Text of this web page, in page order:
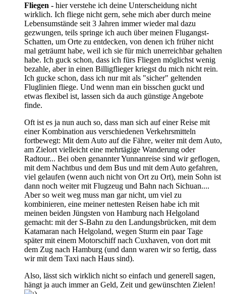
Fliegen - hier verstehe ich deine Unterscheidung nicht
wirklich. Ich fliege nicht gern, sehe mich aber durch meine
Lebensumstände seit 3 Jahren immer wieder mal dazu
gezwungen, teils springe ich auch über meinen Flugangst-
Schatten, um Orte zu entdecken, von denen ich früher nicht
mal geträumt habe, weil ich sie für mich unerreichbar gehalten
habe. Ich guck schon, dass ich fürs Fliegen möglichst wenig
bezahle, aber in einen Billigflieger kriegst du mich nicht rein.
Ich gucke schon, dass ich nur mit als "sicher" geltenden
Fluglinien fliege. Und wenn man ein bisschen guckt und
etwas flexibel ist, lassen sich da auch günstige Angebote
finde.
Oft ist es ja nun auch so, dass man sich auf einer Reise mit
einer Kombination aus verschiedenen Verkehrsmitteln
fortbewegt: Mit dem Auto auf die Fähre, weiter mit dem Auto,
am Zielort vielleicht eine mehrtägige Wanderung oder
Radtour... Bei oben genannter Yunnanreise sind wir geflogen,
mit dem Nachtbus und dem Bus und mit dem Auto gefahren,
viel gelaufen (wenn auch nicht von Ort zu Ort), mein Sohn ist
dann noch weiter mit Flugzeug und Bahn nach Sichuan....
Aber so weit weg muss man gar nicht, um viel zu
kombinieren, eine meiner nettesten Reisen habe ich mit
meinen beiden Jüngsten von Hamburg nach Helgoland
gemacht: mit der S-Bahn zu den Landungsbrücken, mit dem
Katamaran nach Helgoland, wegen Sturm ein paar Tage
später mit einem Motorschiff nach Cuxhaven, von dort mit
dem Zug nach Hamburg (und dann waren wir so fertig, dass
wir mit dem Taxi nach Haus sind).
Also, lässt sich wirklich nicht so einfach und generell sagen,
hängt ja auch immer an Geld, Zeit und gewünschten Zielen!